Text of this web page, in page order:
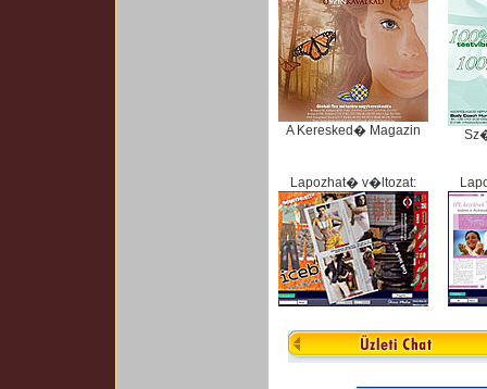
A Keresked� Magazin
Lapozhat� v�ltozat: